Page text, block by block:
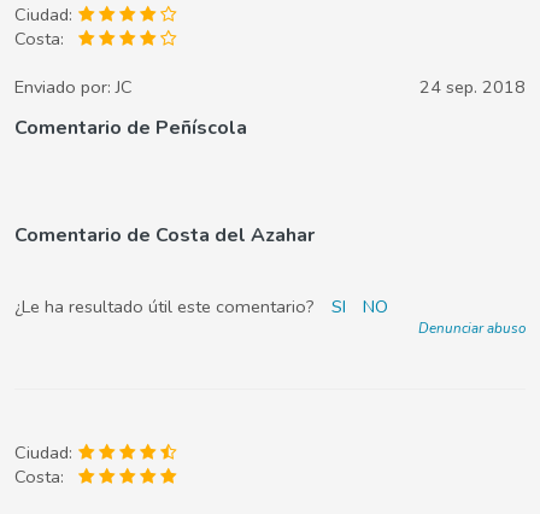
Ciudad:
Costa:
Enviado por:JC 24 sep. 2018
Comentario de Peñíscola
Comentario de Costa del Azahar
¿Le ha resultado útil este comentario? SI NO
Denunciar abuso
Ciudad:
Costa: